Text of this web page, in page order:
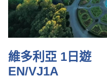
維多利亞 1 日 遊
EN/VJ1A